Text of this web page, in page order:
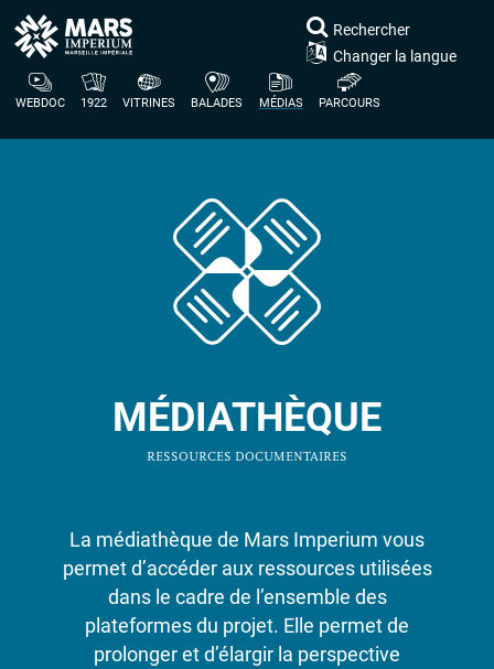
WEBDOC 1922 VITRINES BALADES MÉDIAS PARCOURS
Rechercher
Changer la langue
MÉDIATHÈQUE
RESSOURCES DOCUMENTAIRES
La médiathèque de Mars Imperium vous
permet d’accéder aux ressources utilisées
dans le cadre de l’ensemble des
plateformes du projet. Elle permet de
prolonger et d’élargir la perspective